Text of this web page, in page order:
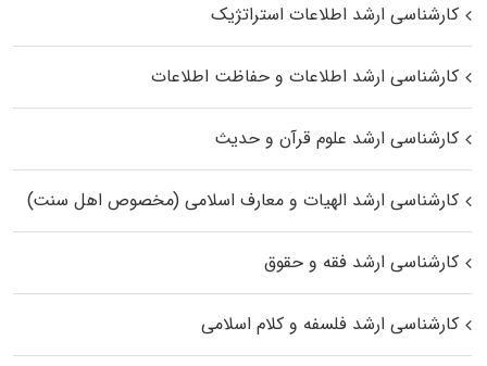
کارشناسی ارشد اطلاعات استراتژیک
کارشناسی ارشد اطلاعات و حفاظت اطلاعات
کارشناسی ارشد علوم قرآن و حدیث
کارشناسی ارشد الهیات و معارف اسلامی (مخصوص اهل سنت)
کارشناسی ارشد فقه و حقوق
کارشناسی ارشد فلسفه و کلام اسلامی